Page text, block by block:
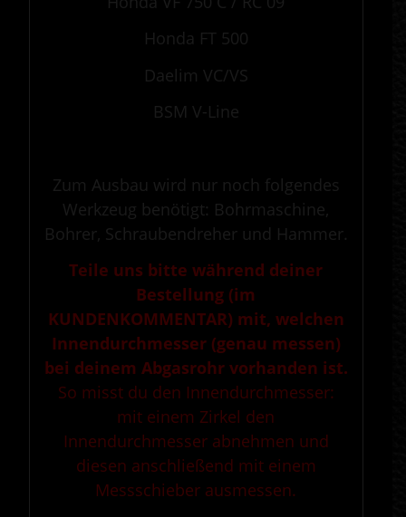
Honda FT 500
Daelim VC/VS
BSM V-Line
Zum Ausbau wird nur noch folgendes
Werkzeug benötigt: Bohrmaschine,
Bohrer, Schraubendreher und Hammer.
Teile uns bitte während deiner
Bestellung (im
KUNDENKOMMENTAR) mit, welchen
Innendurchmesser (genau messen)
bei deinem Abgasrohr vorhanden ist.
So misst du den Innendurchmesser:
mit einem Zirkel den
Innendurchmesser abnehmen und
diesen anschließend mit einem
Messschieber ausmessen.